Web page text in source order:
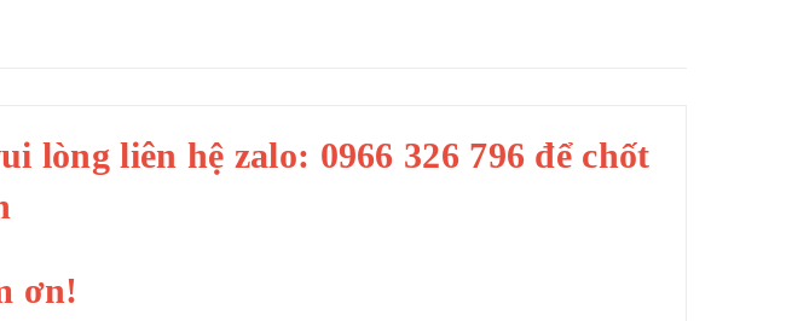
lòng liên hệ zalo: 0966 326 796 để chốt
ơn!